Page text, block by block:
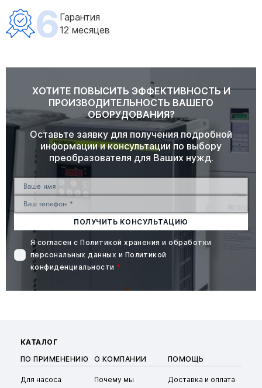
6 Гарантия
12 месяцев
ХОТИТЕ ПОВЫСИТЬ ЭФФЕКТИВНОСТЬ И
ПРОИЗВОДИТЕЛЬНОСТЬ ВАШЕГО
ОБОРУДОВАНИЯ?
Оставьте заявку для получения подробной
информации и консультации по выбору
преобразователя для Ваших нужд.
ПОЛУЧИТЬ КОНСУЛЬТАЦИЮ
Я согласен сПолитикой хранения и обработки
персональных данных и Политикой
конфиденциальности *
КАТАЛОГ
ПО ПРИМЕНЕНИЮ
Для насоса
О КОМПАНИИ
Почему мы
ПОМОЩЬ
Доставка и оплата